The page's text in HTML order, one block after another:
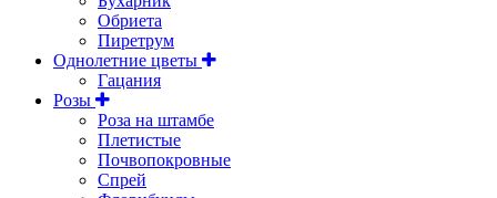
Обриета
Пиретрум
Однолетние цветы
Гацания
Розы
Роза на штамбе
Плетистые
Почвопокровные
Спрей